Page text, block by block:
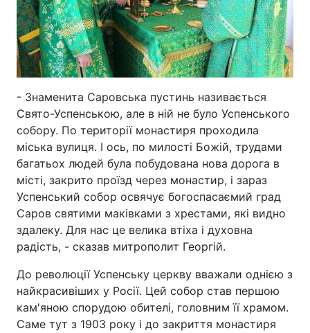
- Знаменита Саровська пустинь називається
Свято-Успенською, але в ній не було Успенського
собору. По території монастиря проходила
міська вулиця. І ось, по милості Божій, трудами
багатьох людей була побудована нова дорога в
місті, закрито проїзд через монастир, і зараз
Успенський собор освячує богоспасаємий град
Саров святими маківками з хрестами, які видно
здалеку. Для нас це велика втіха і духовна
радість, - сказав митрополит Георгій.
До революції Успенську церкву вважали однією з
найкрасивіших у Росії. Цей собор став першою
кам'яною спорудою обителі, головним її храмом.
Саме тут з 1903 року і до закриття монастиря